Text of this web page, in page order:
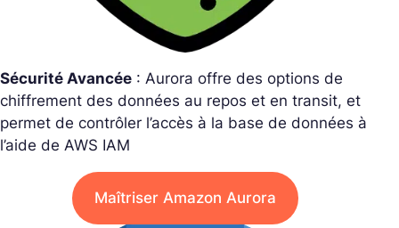
Sécurité Avancée : Aurora offre des options de
chiffrement des données au repos et en transit, et
permet de contrôler l’accès à la base de données à
l’aide de AWS IAM
Maîtriser Amazon Aurora